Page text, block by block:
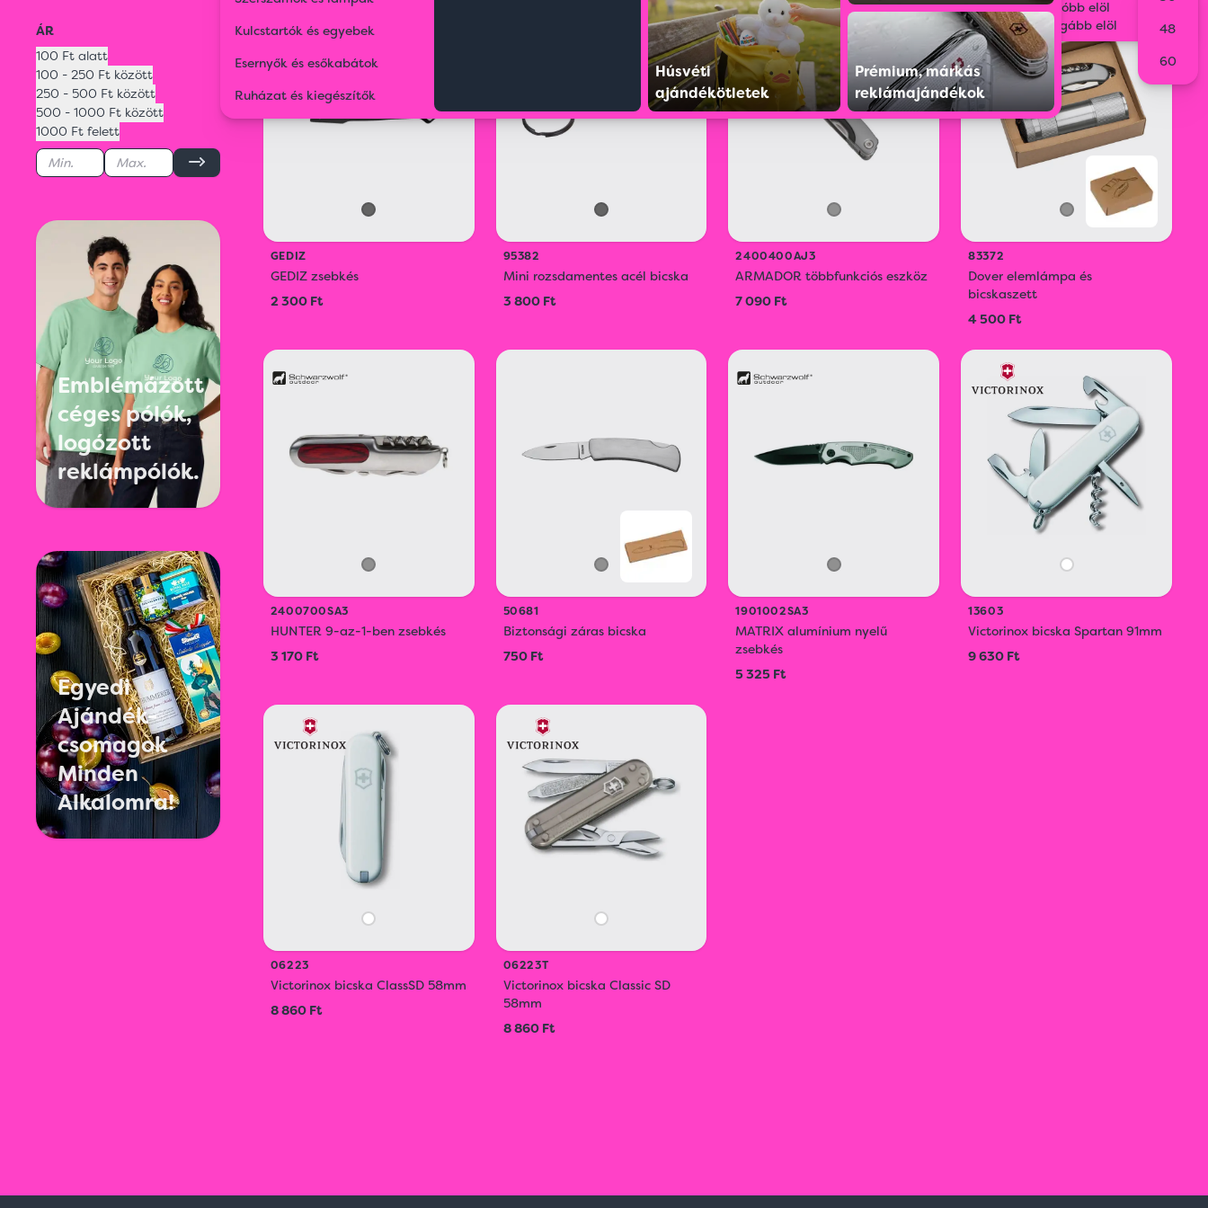
Kulcstartók és egyebek
Esernyők és esőkabátok
Ruházat és kiegészítők
Húsvéti
ajándékötletek
Prémium, márkás
reklámajándékok
ÁR
100 Ft alatt
100 - 250 Ft között
250 - 500 Ft között
500 - 1000 Ft között
1000 Ft felett
Emblémázott
céges pólók,
logózott
reklámpólók.
Egyedi
Ajándék-
csomagok
Minden
Alkalomra!
Legolcsóbb elöl
Legdrágább elöl
48
60
GEDIZ
GEDIZ zsebkés
2 300 Ft
ÚJ
95382
Mini rozsdamentes acél bicska
3 800 Ft
2400400AJ3
ARMADOR többfunkciós eszköz
7 090 Ft
83372
Dover elemlámpa és
bicskaszett
4 500 Ft
2400700SA3
HUNTER 9-az-1-ben zsebkés
3 170 Ft
50681
Biztonsági záras bicska
750 Ft
1901002SA3
MATRIX alumínium nyelű
zsebkés
5 325 Ft
13603
Victorinox bicska Spartan 91mm
9 630 Ft
06223
Victorinox bicska ClassSD 58mm
8 860 Ft
06223T
Victorinox bicska Classic SD
58mm
8 860 Ft